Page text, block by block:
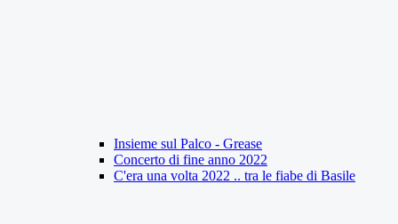
Insieme sul Palco - Grease
Concerto di fine anno 2022
C'era una volta 2022 .. tra le fiabe di Basile